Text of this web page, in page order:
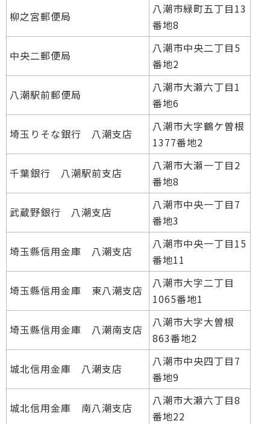
柳之宮郵便局
八潮市緑町五丁目13
番地8
中央二郵便局
八潮市中央二丁目5
番地2
八潮駅前郵便局
八潮市大瀬六丁目1
番地6
埼玉りそな銀行 八潮支店
八潮市大字鶴ケ曽根
1377番地2
千葉銀行 八潮駅前支店
八潮市大瀬一丁目2
番地8
武蔵野銀行 八潮支店
八潮市中央一丁目7
番地3
埼玉縣信用金庫 八潮支店
八潮市中央一丁目15
番地11
埼玉縣信用金庫 東八潮支店
八潮市大字二丁目
1065番地1
埼玉縣信用金庫 八潮南支店
八潮市大字大曽根
863番地2
城北信用金庫 八潮支店
八潮市中央四丁目7
番地9
城北信用金庫 南八潮支店
八潮市大瀬六丁目8
番地22